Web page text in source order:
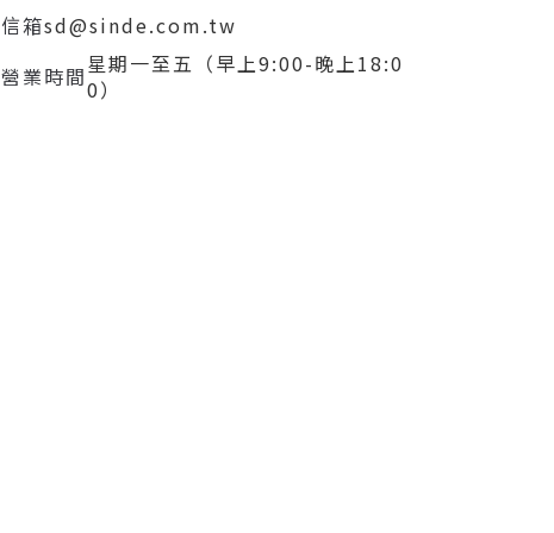
信箱sd@sinde.com.tw
營業時間星期一至五（早上9:00-晚上18:0
0）